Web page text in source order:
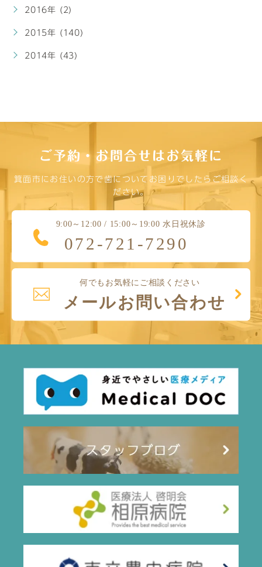
2016年 (2)
2015年 (140)
2014年 (43)
ご予約・お問合せはお気軽に
箕面市にお住いの方で歯についてお困りでしたらご相談く
ださい。